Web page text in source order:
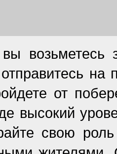
возьметесь
на
от
высокий
свою